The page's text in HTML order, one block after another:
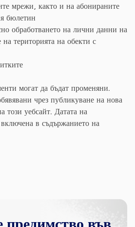
мрежи, както и на абонираните
бюлетин
обработването на лични данни на
територията на обекти с
могат да бъдат променяни.
чрез публикуване на нова
този уебсайт. Датата на
в съдържанието на
предимство във